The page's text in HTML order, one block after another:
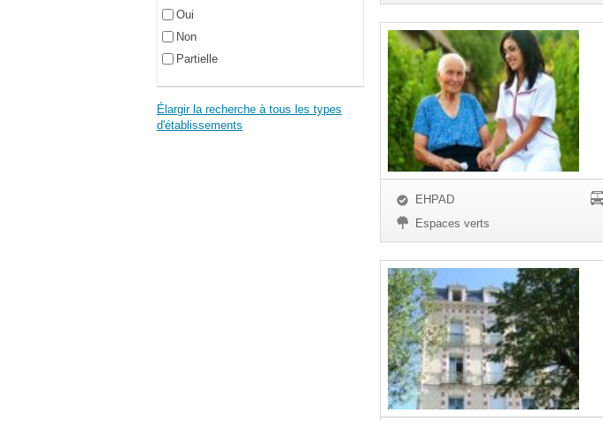
Oui
Non
Partielle
Élargir la recherche à tous les types
d'établissements
EHPAD
Espaces verts